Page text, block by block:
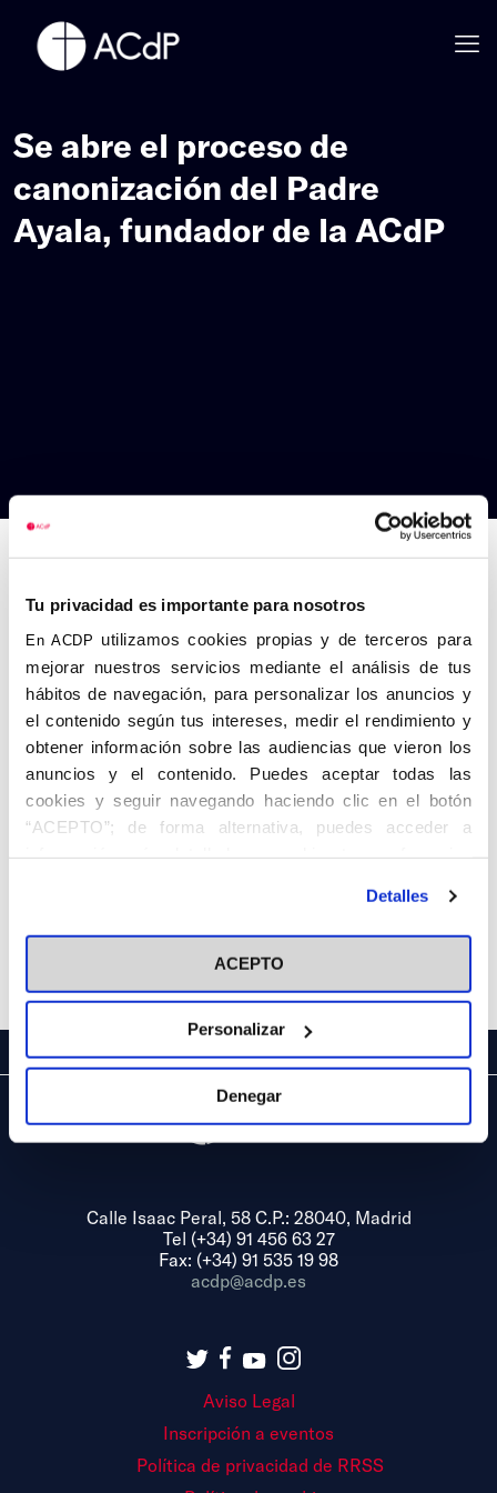
Tu privacidad es importante para nosotros
En ACDP utilizamos cookies propias y de terceros para
mejorar nuestros servicios mediante el análisis de tus
hábitos de navegación, para personalizar los anuncios y
el contenido según tus intereses, medir el rendimiento y
obtener información sobre las audiencias que vieron los
anuncios y el contenido. Puedes aceptar todas las
cookies y seguir navegando haciendo clic en el botón
“ACEPTO”; de forma alternativa, puedes acceder a
información más detallada y cambiar tus preferencias
en el botón "Personalizar". Para más información puedes
visitar nuestra Política de Cookies
Detalles
ACEPTO
Personalizar
Denegar
Se abre el proceso de
canonización del Padre
Ayala, fundador de la ACdP
Calle Isaac Peral, 58 C.P.: 28040, Madrid
Tel (+34) 91 456 63 27
Fax: (+34) 91 535 19 98
acdp@acdp.es
Aviso Legal
Inscripción a eventos
Política de privacidad de RRSS